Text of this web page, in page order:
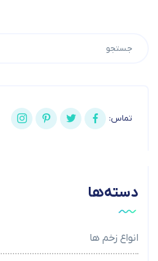
تماس:
دسته‌ها
انواع زخم ها